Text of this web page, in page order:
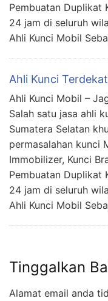
Pembuatan Duplikat
24 jam di seluruh
Ahli Kunci Mobil
Ahli Kunci
Ahli Kunci Mobil –
Salah satu jasa ahli
Sumatera Selatan
permasalahan kunci
Immobilizer, Kunci
Pembuatan Duplikat
24 jam di seluruh
Ahli Kunci Mobil
Tinggalkan
Alamat email anda